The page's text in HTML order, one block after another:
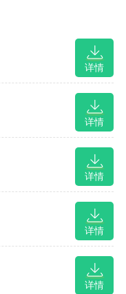
详情
详情
详情
详情
详情